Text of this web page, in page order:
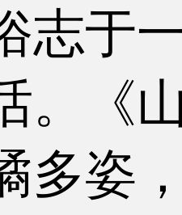
志于
。《
多姿